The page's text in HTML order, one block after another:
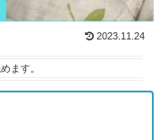
2023.11.24
ます。